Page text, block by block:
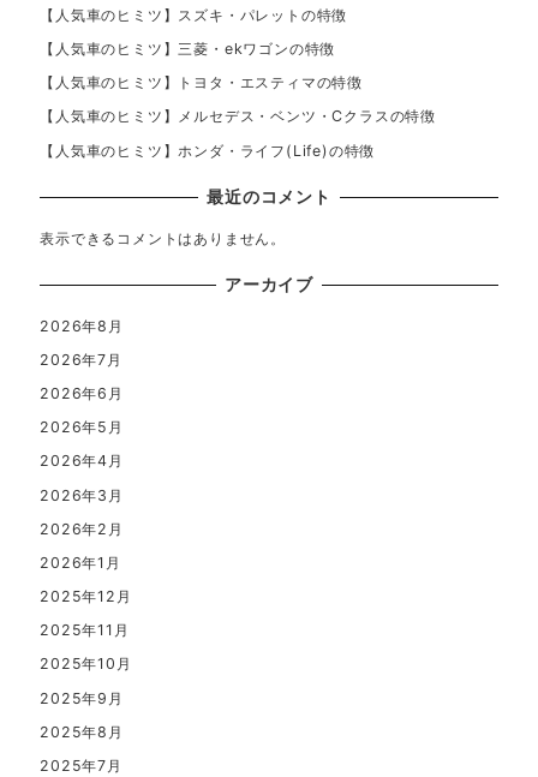
【人気車のヒミツ】スズキ・パレットの特徴
【人気車のヒミツ】三菱・ekワゴンの特徴
【人気車のヒミツ】トヨタ・エスティマの特徴
【人気車のヒミツ】メルセデス・ベンツ・Cクラスの特徴
【人気車のヒミツ】ホンダ・ライフ(Life)の特徴
最近のコメント
表示できるコメントはありません。
アーカイブ
2026年8月
2026年7月
2026年6月
2026年5月
2026年4月
2026年3月
2026年2月
2026年1月
2025年12月
2025年11月
2025年10月
2025年9月
2025年8月
2025年7月